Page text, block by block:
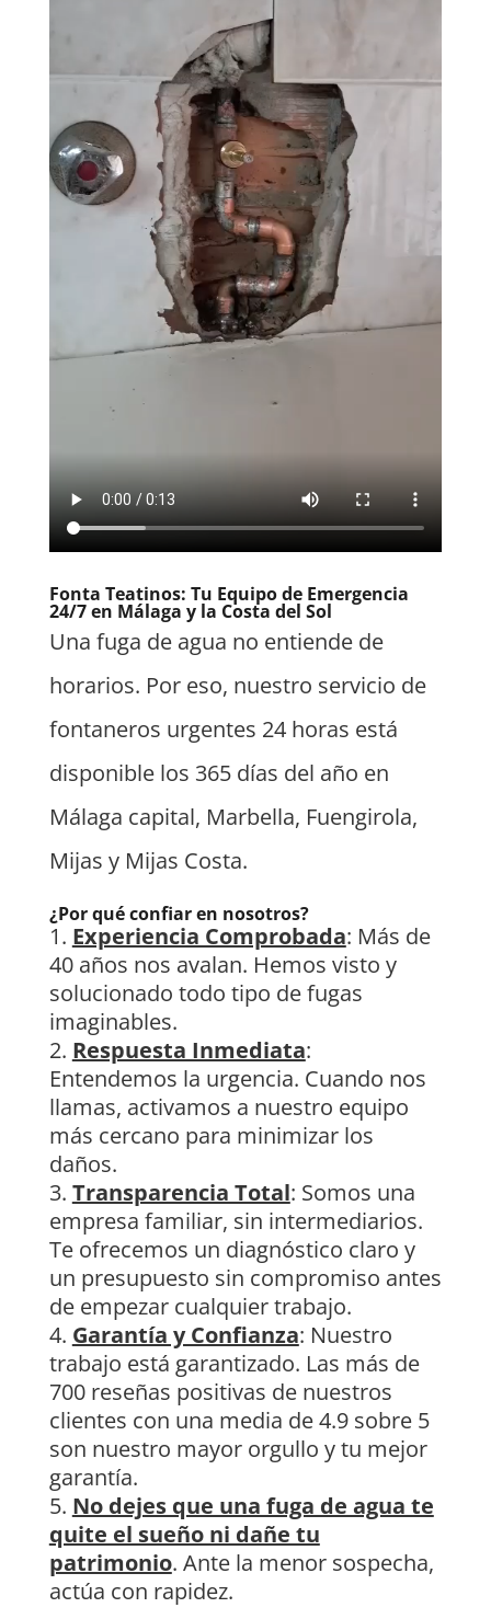
Fonta Teatinos: Tu Equipo de Emergencia
24/7 en Málaga y la Costa del Sol
Una fuga de agua no entiende de
horarios. Por eso, nuestro servicio de
fontaneros urgentes 24 horas está
disponible los 365 días del año en
Málaga capital, Marbella, Fuengirola,
Mijas y Mijas Costa.
¿Por qué confiar en nosotros?
Experiencia Comprobada: Más de
40 años nos avalan. Hemos visto y
solucionado todo tipo de fugas
imaginables.
Respuesta Inmediata:
Entendemos la urgencia. Cuando nos
llamas, activamos a nuestro equipo
más cercano para minimizar los
daños.
Transparencia Total: Somos una
empresa familiar, sin intermediarios.
Te ofrecemos un diagnóstico claro y
un presupuesto sin compromiso antes
de empezar cualquier trabajo.
Garantía y Confianza: Nuestro
trabajo está garantizado. Las más de
700 reseñas positivas de nuestros
clientes con una media de 4.9 sobre 5
son nuestro mayor orgullo y tu mejor
garantía.
No dejes que una fuga de agua te
quite el sueño ni dañe tu
patrimonio. Ante la menor sospecha,
actúa con rapidez.